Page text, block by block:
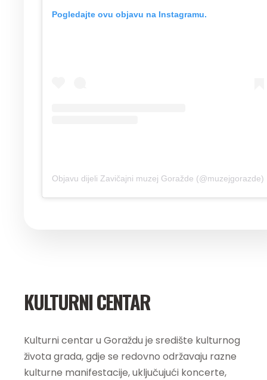
Pogledajte ovu objavu na Instagramu.
Objavu dijeli Zavičajni muzej Goražde (@muzejgorazde)
KULTURNI CENTAR
Kulturni centar u Goraždu je središte kulturnog
života grada, gdje se redovno održavaju razne
kulturne manifestacije, uključujući koncerte,